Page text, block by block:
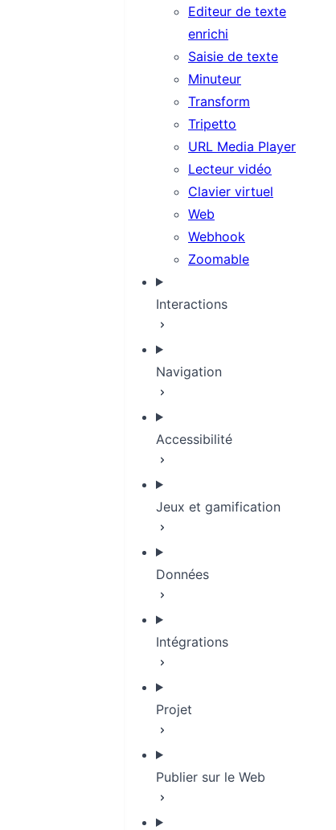
Editeur de texte
enrichi
Saisie de texte
Minuteur
Transform
Tripetto
URL Media Player
Lecteur vidéo
Clavier virtuel
Web
Webhook
Zoomable
Interactions
Navigation
Accessibilité
Jeux et gamification
Données
Intégrations
Projet
Publier sur le Web